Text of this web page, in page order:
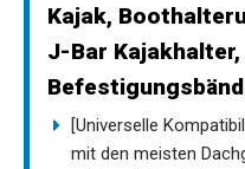
Kajak,
J-Bar
[Universelle
mit den meisten